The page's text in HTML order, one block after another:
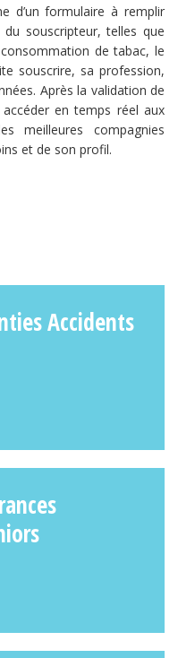
d’un formulaire à remplir
souscripteur, telles que
de tabac, le
souscrire, sa profession,
Après la validation de
en temps réel aux
meilleures compagnies
et de son profil.
Accidents